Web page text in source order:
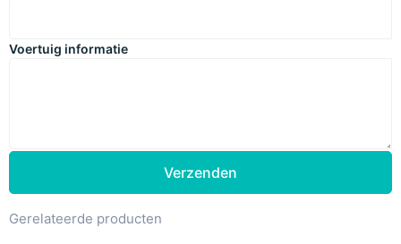
Voertuig informatie
Verzenden
Gerelateerde producten